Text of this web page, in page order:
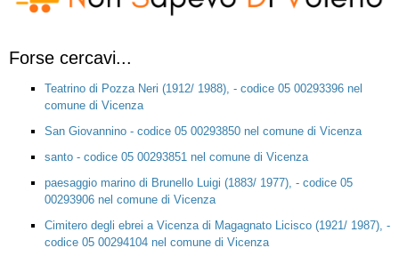
Forse cercavi...
Teatrino di Pozza Neri (1912/ 1988), - codice 05 00293396 nel
comune di Vicenza
San Giovannino - codice 05 00293850 nel comune di Vicenza
santo - codice 05 00293851 nel comune di Vicenza
paesaggio marino di Brunello Luigi (1883/ 1977), - codice 05
00293906 nel comune di Vicenza
Cimitero degli ebrei a Vicenza di Magagnato Licisco (1921/ 1987), -
codice 05 00294104 nel comune di Vicenza